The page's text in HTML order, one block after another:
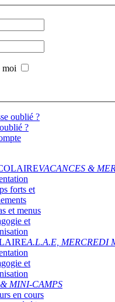
moi
oublié ?
?
VACANCES &
forts et
et menus
et
A.L.A.E, MERCREDI
et
& MINI-CAMPS
en cours